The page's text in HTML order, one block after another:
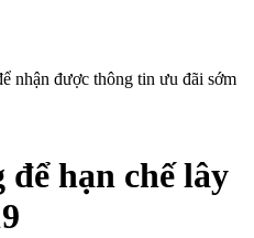
nhận được thông tin ưu đãi sớm
hạn chế lây